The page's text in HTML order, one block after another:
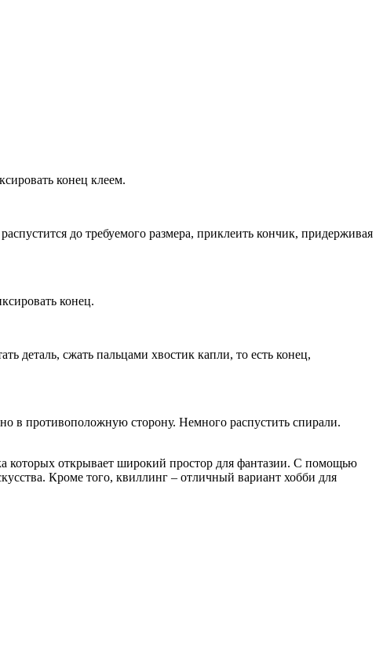
конец клеем.
до требуемого размера, приклеить кончик, придерживая
конец.
деталь, сжать пальцами хвостик капли, то есть конец,
в противоположную сторону. Немного распустить спирали.
которых открывает широкий простор для фантазии. С помощью
Кроме того, квиллинг – отличный вариант хобби для